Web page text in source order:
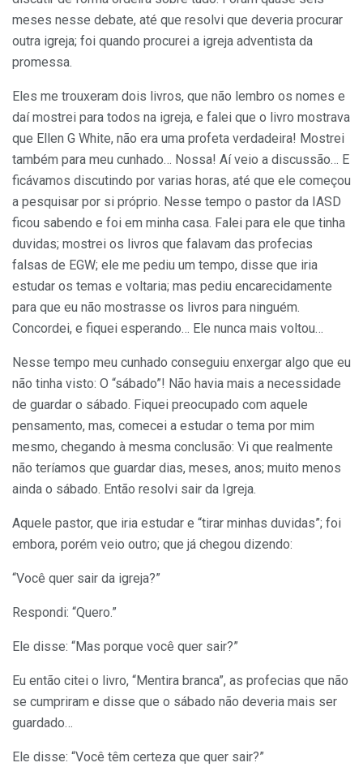
meses nesse debate, até que resolvi que deveria procurar
outra igreja; foi quando procurei a igreja adventista da
promessa.
Eles me trouxeram dois livros, que não lembro os nomes e
daí mostrei para todos na igreja, e falei que o livro mostrava
que Ellen G White, não era uma profeta verdadeira! Mostrei
também para meu cunhado… Nossa! Aí veio a discussão… E
ficávamos discutindo por varias horas, até que ele começou
a pesquisar por si próprio. Nesse tempo o pastor da IASD
ficou sabendo e foi em minha casa. Falei para ele que tinha
duvidas; mostrei os livros que falavam das profecias
falsas de EGW; ele me pediu um tempo, disse que iria
estudar os temas e voltaria; mas pediu encarecidamente
para que eu não mostrasse os livros para ninguém.
Concordei, e fiquei esperando… Ele nunca mais voltou…
Nesse tempo meu cunhado conseguiu enxergar algo que eu
não tinha visto: O “sábado”! Não havia mais a necessidade
de guardar o sábado. Fiquei preocupado com aquele
pensamento, mas, comecei a estudar o tema por mim
mesmo, chegando à mesma conclusão: Vi que realmente
não teríamos que guardar dias, meses, anos; muito menos
ainda o sábado. Então resolvi sair da Igreja.
Aquele pastor, que iria estudar e “tirar minhas duvidas”; foi
embora, porém veio outro; que já chegou dizendo:
“Você quer sair da igreja?”
Respondi: “Quero.”
Ele disse: “Mas porque você quer sair?”
Eu então citei o livro, “Mentira branca”, as profecias que não
se cumpriram e disse que o sábado não deveria mais ser
guardado…
Ele disse: “Você têm certeza que quer sair?”